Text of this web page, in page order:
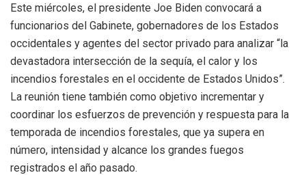
Este miércoles, el presidente Joe Biden convocará a
funcionarios del Gabinete, gobernadores de los Estados
occidentales y agentes del sector privado para analizar “la
devastadora intersección de la sequía, el calor y los
incendios forestales en el occidente de Estados Unidos”.
La reunión tiene también como objetivo incrementar y
coordinar los esfuerzos de prevención y respuesta para la
temporada de incendios forestales, que ya supera en
número, intensidad y alcance los grandes fuegos
registrados el año pasado.